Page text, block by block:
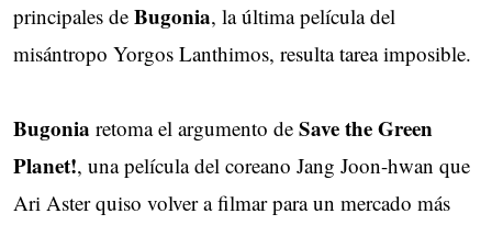
principales de Bugonia, la última película del
misántropo Yorgos Lanthimos, resulta tarea imposible.
Bugonia retoma el argumento de Save the Green
Planet!, una película del coreano Jang Joon-hwan que
Ari Aster quiso volver a filmar para un mercado más